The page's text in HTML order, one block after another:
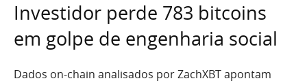
Investidor perde 783 bitcoins
em golpe de engenharia social
Dados on-chain analisados por ZachXBT apontam